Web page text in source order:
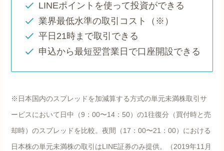
LINEポイントを使って投資ができる
業界最低水準の取引コスト（※）
平日21時まで取引できる
申込から最短翌営業日で口座開設できる
※日本国内のスプレッドを加減算する方式の単元未満株取引サ
ービスにおいて日中（9：00〜14：50）の1往復分（買付時と売
却時）のスプレッドを比較。夜間（17：00〜21：00）における
日本株の単元未満株の取引はLINE証券のみ提供。（2019年11月